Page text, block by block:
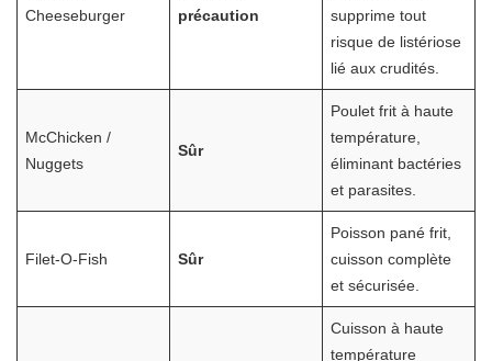
Cheeseburger
précaution
supprime tout
risque de listériose
lié aux crudités.
McChicken /
Nuggets
Sûr
Poulet frit à haute
température,
éliminant bactéries
et parasites.
Filet-O-Fish Sûr
Poisson pané frit,
cuisson complète
et sécurisée.
Cuisson à haute
température